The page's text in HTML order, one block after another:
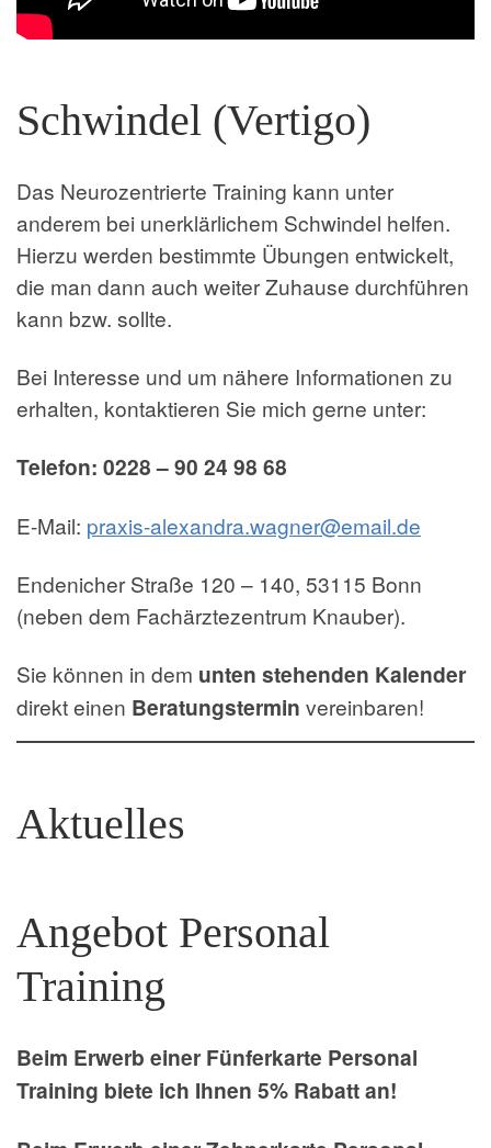
Schwindel (Vertigo)
Das Neurozentrierte Training kann unter
anderem bei unerklärlichem Schwindel helfen.
Hierzu werden bestimmte Übungen entwickelt,
die man dann auch weiter Zuhause durchführen
kann bzw. sollte.
Bei Interesse und um nähere Informationen zu
erhalten, kontaktieren Sie mich gerne unter:
Telefon: 0228 – 90 24 98 68
E-Mail: praxis-alexandra.wagner@email.de
Endenicher Straße 120 – 140, 53115 Bonn
(neben dem Fachärztezentrum Knauber).
Sie können in dem unten stehenden Kalender
direkt einen Beratungstermin vereinbaren!
Aktuelles
Angebot Personal
Training
Beim Erwerb einer Fünferkarte Personal
Training biete ich Ihnen 5% Rabatt an!